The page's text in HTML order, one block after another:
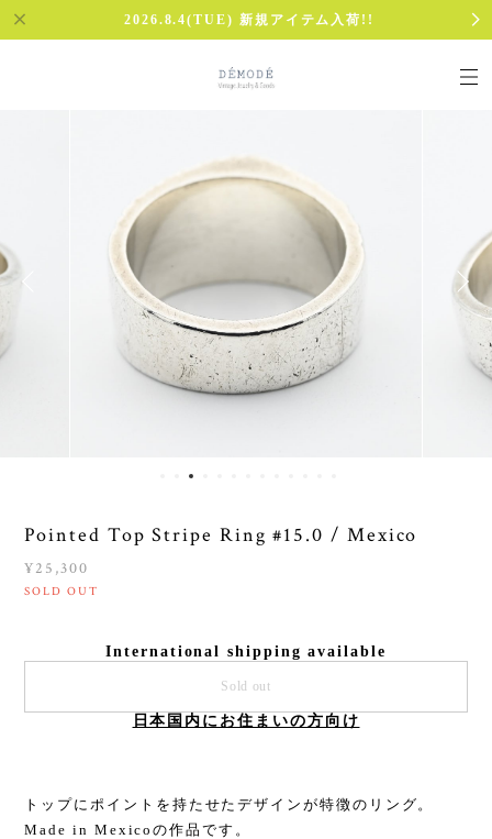
2026.8.4(TUE) 新規アイテム入荷!!
Pointed Top Stripe Ring #15.0 / Mexico
¥25,300
SOLD OUT
International shipping available
Sold out
日本国内にお住まいの方向け
トップにポイントを持たせたデザインが特徴のリング。
Made in Mexicoの作品です。